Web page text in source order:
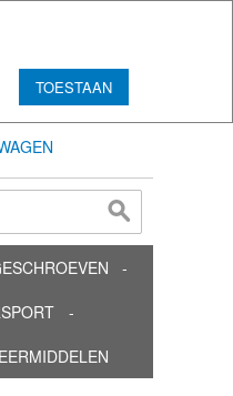
TOESTAAN